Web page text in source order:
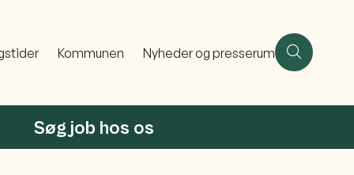
Kommunen Nyheder og presserum
Søg job hos os